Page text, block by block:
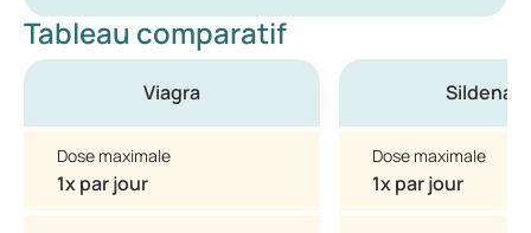
Tableau comparatif
Viagra
Dose maximale
1x par jour
Sildenafil
Dose maximale
1x par jour